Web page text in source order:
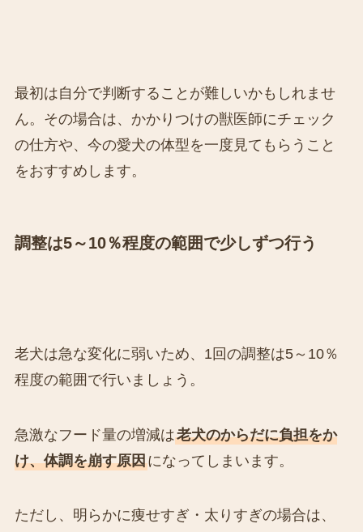
最初は自分で判断することが難しいかもしれませ
ん。その場合は、かかりつけの獣医師にチェック
の仕方や、今の愛犬の体型を一度見てもらうこと
をおすすめします。
調整は5～10％程度の範囲で少しずつ行う
老犬は急な変化に弱いため、1回の調整は5～10％
程度の範囲で行いましょう。
急激なフード量の増減は老犬のからだに負担をか
け、体調を崩す原因になってしまいます。
ただし、明らかに痩せすぎ・太りすぎの場合は、